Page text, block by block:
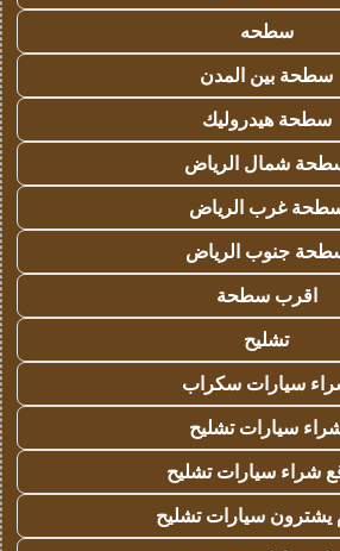
سطحه
سطحة بين المدن
سطحة هيدروليك
شمال الرياض
غرب الرياض
جنوب الرياض
اقرب سطحة
تشليح
سيارات سكراب
سيارات تشليح
شراء سيارات تشليح
يشترون سيارات تشليح